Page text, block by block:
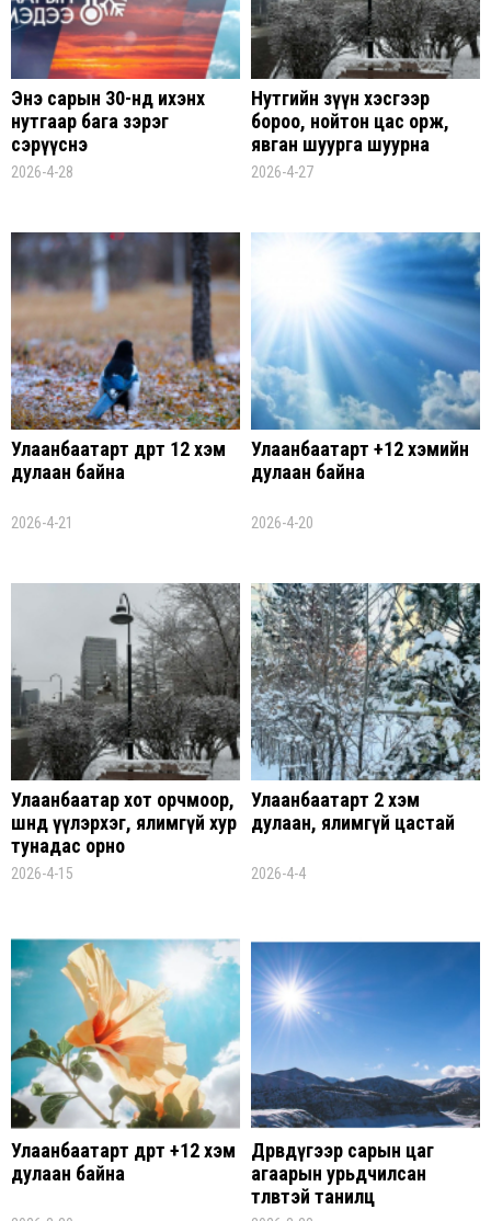
Энэ сарын 30-нд ихэнх
нутгаар бага зэрэг
сэрүүснэ
2026-4-28
Нутгийн зүүн хэсгээр
бороо, нойтон цас орж,
явган шуурга шуурна
2026-4-27
Улаанбаатарт өдөртөө 12 хэм
дулаан байна
2026-4-21
Улаанбаатарт +12 хэмийн
дулаан байна
2026-4-20
Улаанбаатар хот орчмоор,
шөнөдөө үүлэрхэг, ялимгүй хур
тунадас орно
2026-4-15
Улаанбаатарт 2 хэм
дулаан, ялимгүй цастай
2026-4-4
Улаанбаатарт өдөртөө +12 хэм
дулаан байна
Дөрөвдүгээр сарын цаг
агаарын урьдчилсан
төлөвтэй танилц